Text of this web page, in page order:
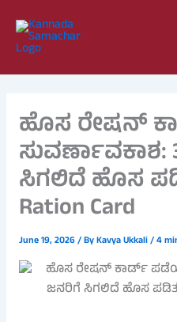
content
ಹೊಸ ರೇಷನ್
ಸಿಗಲಿದೆ ಹೊಸ
Ration Card
June 19, 2026/ ByKavya Ukkali/4